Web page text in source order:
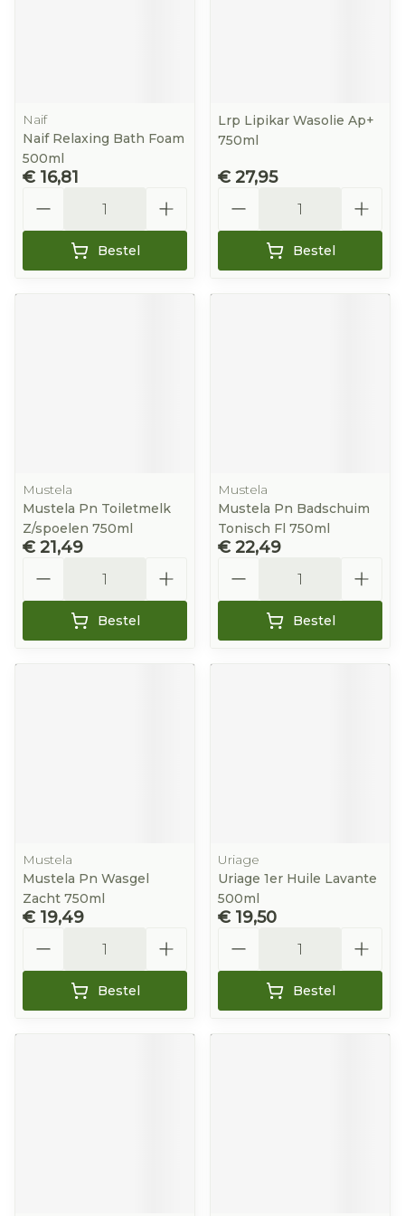
Naif
Naif Relaxing Bath Foam
500ml
€ 16,81
Bestel
Lrp Lipikar Wasolie Ap+
750ml
€ 27,95
Bestel
Mustela
Mustela Pn Toiletmelk
Z/spoelen 750ml
€ 21,49
Bestel
Mustela
Mustela Pn Badschuim
Tonisch Fl 750ml
€ 22,49
Bestel
Mustela
Mustela Pn Wasgel
Zacht 750ml
€ 19,49
Bestel
Uriage
Uriage 1er Huile Lavante
500ml
€ 19,50
Bestel